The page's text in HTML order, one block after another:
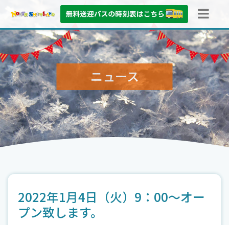
ニュース
2022年1月4日（火）9：00～オー
プン致します。